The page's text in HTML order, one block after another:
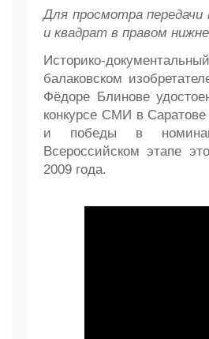
Для просмотра
и квадрат в правом
Историко-
балаковском
Фёдоре Блинове
конкурсе СМИ в Саратове
и победы в
Всероссийском этапе
2009 года.